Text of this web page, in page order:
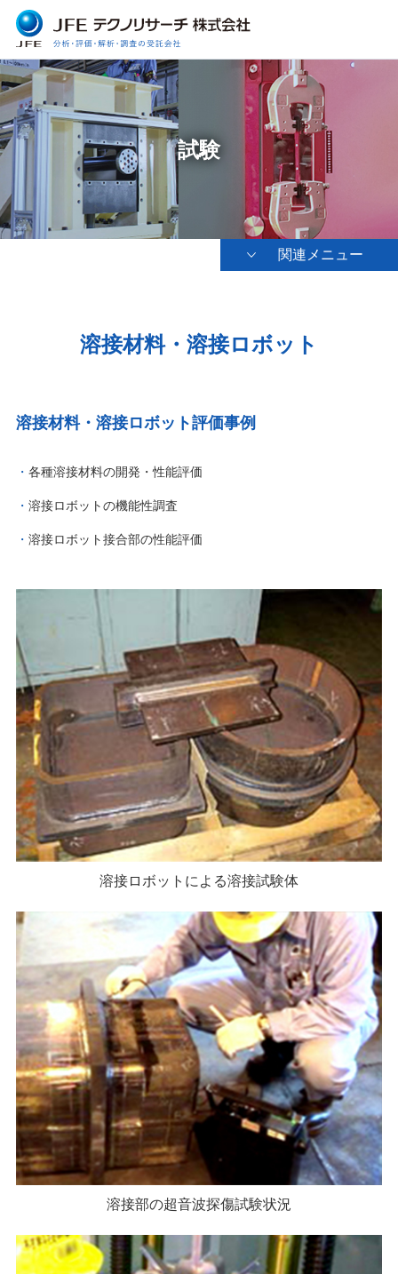
試験
関連メニュー
溶接材料・溶接ロボット
溶接材料・溶接ロボット評価事例
各種溶接材料の開発・性能評価
溶接ロボットの機能性調査
溶接ロボット接合部の性能評価
溶接ロボットによる溶接試験体
溶接部の超音波探傷試験状況